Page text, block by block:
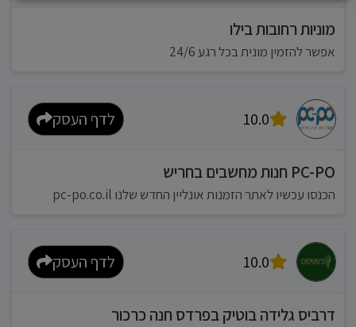
מוניות רחובות בילו
אפשר להזמין מונית בכל רגע 24/6
10.0 לדף העסק
PC-PO חנות מחשבים בחריש
הכנסו עכשיו לאתר הזמנות אונליין החדש שלנו pc-po.co.il
10.0 לדף העסק
דרביס גלידה בוטיק בפרדס חנה כרכור